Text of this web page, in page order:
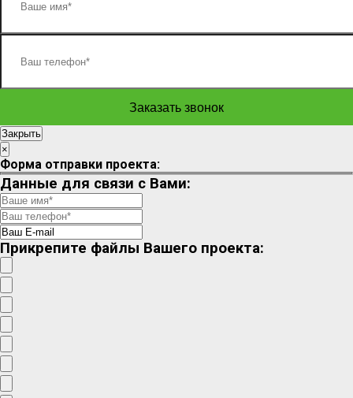
Закрыть
×
Форма отправки проекта:
Данные для связи с Вами:
Прикрепите файлы Вашего проекта: